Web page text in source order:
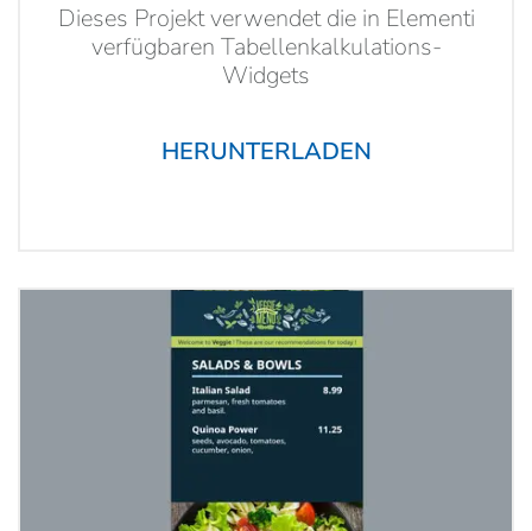
Dieses Projekt verwendet die in Elementi
verfügbaren Tabellenkalkulations-
Widgets
HERUNTERLADEN